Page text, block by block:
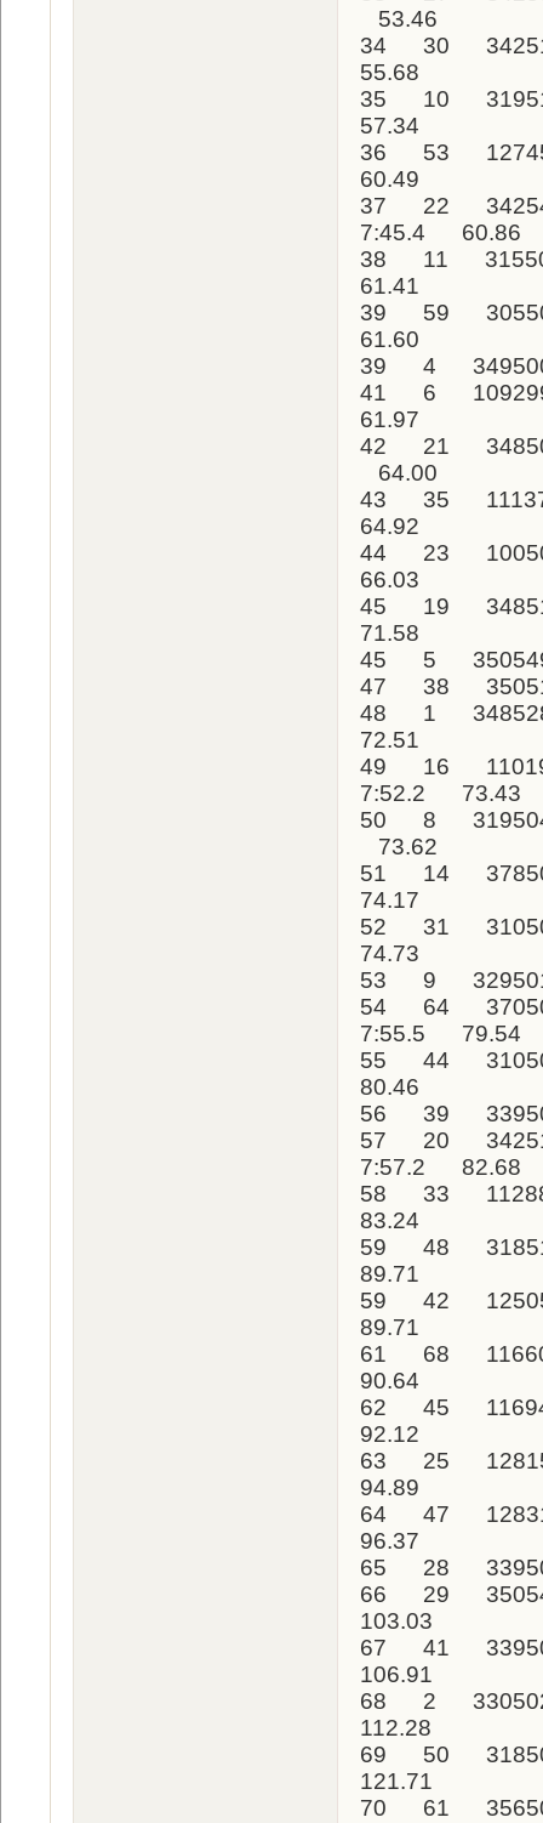
53.46
34 30
55.68
35 10
57.34
36 53
60.49
37 22
7:45.4 60.86
38 11
61.41
39 59
61.60
39 4
41 6
61.97
42 21
64.00
43 35
64.92
44 23
66.03
45 19
71.58
45 5
47 38
48 1
72.51
49 16
7:52.2 73.43
50 8
73.62
51 14
74.17
52 31
74.73
53 9
54 64
7:55.5 79.54
55 44
80.46
56 39
57 20
7:57.2 82.68
58 33
83.24
59 48
89.71
59 42
89.71
61 68
90.64
62 45
92.12
63 25
94.89
64 47
96.37
65 28
66 29
103.03
67 41
106.91
68 2
112.28
69 50
121.71
70 61